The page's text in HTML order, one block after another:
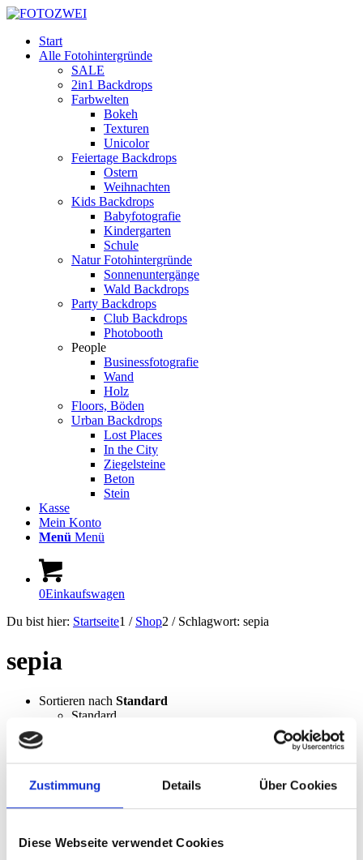
Zustimmung Details Über Cookies
Diese Webseite verwendet Cookies
Start
Alle Fotohintergründe
SALE
2in1 Backdrops
Farbwelten
Bokeh
Texturen
Unicolor
Feiertage Backdrops
Ostern
Weihnachten
Kids Backdrops
Babyfotografie
Kindergarten
Schule
Natur Fotohintergründe
Sonnenuntergänge
Wald Backdrops
Party Backdrops
Club Backdrops
Photobooth
People
Businessfotografie
Wand
Holz
Floors, Böden
Urban Backdrops
Lost Places
In the City
Ziegelsteine
Beton
Stein
Kasse
Mein Konto
Menü Menü
0Einkaufswagen
Du bist hier: Startseite1 / Shop2 / Schlagwort: sepia
sepia
Sortieren nach Standard
Standard
Beliebtheit (Sales)
Artikelnummer